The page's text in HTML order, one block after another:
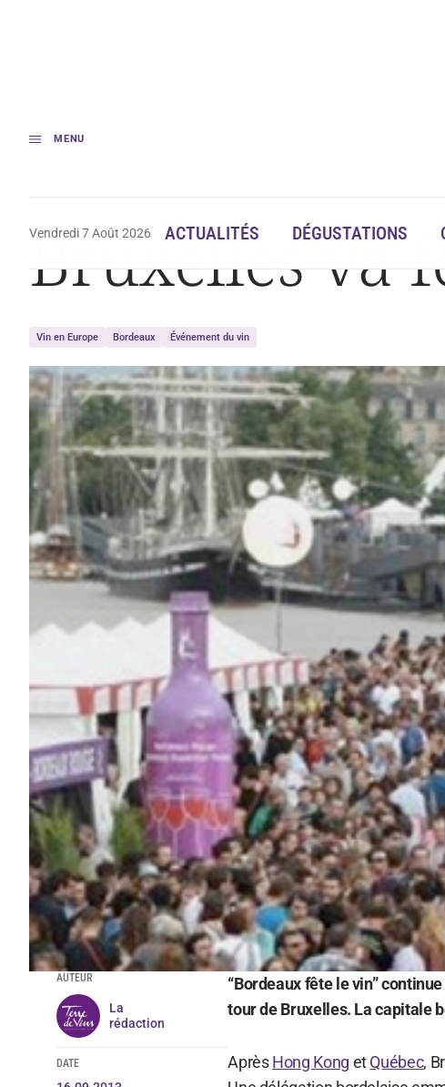
MENU
Vendredi 7 Août 2026 ACTUALITÉS DÉGUSTATIONS
Accueil Bruxelles va fêter le Bordeaux
Bruxelles va
Vin en Europe Bordeaux Événement du vin
AUTEUR
La
rédaction
DATE
“Bordeaux fête le vin”
tour de Bruxelles. La capitale
AprèsHong Kong etQuébec,